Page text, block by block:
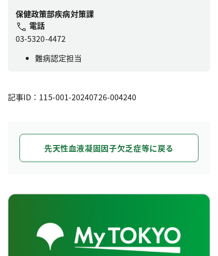
保健政策部疾病対策課
電話
03-5320-4472
難病認定担当
記事ID：115-001-20240726-004240
先天性血液凝固因子欠乏症等に戻る